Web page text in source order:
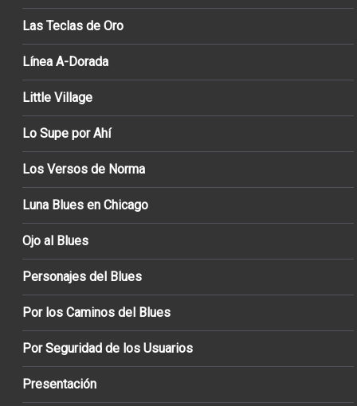
Las Teclas de Oro
Línea A-Dorada
Little Village
Lo Supe por Ahí
Los Versos de Norma
Luna Blues en Chicago
Ojo al Blues
Personajes del Blues
Por los Caminos del Blues
Por Seguridad de los Usuarios
Presentación